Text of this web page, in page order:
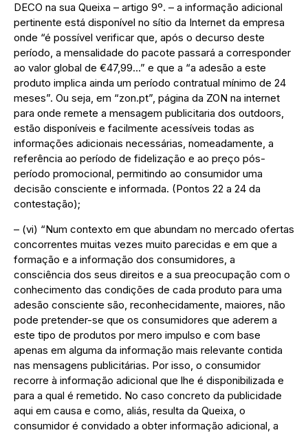
DECO na sua Queixa – artigo 9º. – a informação adicional
pertinente está disponível no sítio da Internet da empresa
onde “é possível verificar que, após o decurso deste
período, a mensalidade do pacote passará a corresponder
ao valor global de €47,99…” e que a “a adesão a este
produto implica ainda um período contratual mínimo de 24
meses”. Ou seja, em “zon.pt”, página da ZON na internet
para onde remete a mensagem publicitaria dos outdoors,
estão disponíveis e facilmente acessíveis todas as
informações adicionais necessárias, nomeadamente, a
referência ao período de fidelização e ao preço pós-
período promocional, permitindo ao consumidor uma
decisão consciente e informada. (Pontos 22 a 24 da
contestação);
– (vi) “Num contexto em que abundam no mercado ofertas
concorrentes muitas vezes muito parecidas e em que a
formação e a informação dos consumidores, a
consciência dos seus direitos e a sua preocupação com o
conhecimento das condições de cada produto para uma
adesão consciente são, reconhecidamente, maiores, não
pode pretender-se que os consumidores que aderem a
este tipo de produtos por mero impulso e com base
apenas em alguma da informação mais relevante contida
nas mensagens publicitárias. Por isso, o consumidor
recorre à informação adicional que lhe é disponibilizada e
para a qual é remetido. No caso concreto da publicidade
aqui em causa e como, aliás, resulta da Queixa, o
consumidor é convidado a obter informação adicional, a